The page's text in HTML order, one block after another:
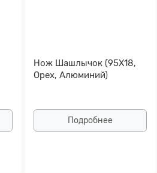
Нож Шашлычок (95Х18,
Орех, Алюминий)
Подробнее